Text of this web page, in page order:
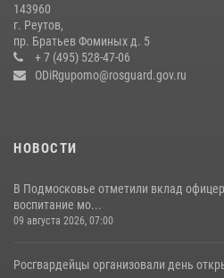
В подмосковном главке Росгвардии
сотрудников спецподразделений в
препятствий со стрельбой
14 июля 2026, 15:13 3
143960
г. Реутов,
пр. Братьев Фоминых д. 5
+ 7 (495) 528-47-06
ODiRgupomo@rosguard.gov.ru
НОВОСТИ
В Подмосковье отметили вклад
воспитание мо...
09 августа 2026, 07:00
Росгвардейцы организовали день